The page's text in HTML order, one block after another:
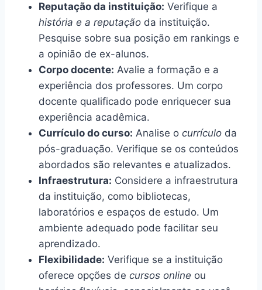
Reputação da instituição: Verifique a
história e a reputação da instituição.
Pesquise sobre sua posição em rankings e
a opinião de ex-alunos.
Corpo docente: Avalie a formação e a
experiência dos professores. Um corpo
docente qualificado pode enriquecer sua
experiência acadêmica.
Currículo do curso: Analise o currículo da
pós-graduação. Verifique se os conteúdos
abordados são relevantes e atualizados.
Infraestrutura: Considere a infraestrutura
da instituição, como bibliotecas,
laboratórios e espaços de estudo. Um
ambiente adequado pode facilitar seu
aprendizado.
Flexibilidade: Verifique se a instituição
oferece opções de cursos online ou